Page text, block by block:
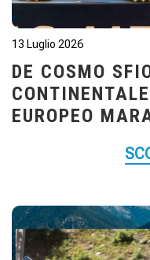
13 Luglio 2026
DE COSMO
EUROPEO